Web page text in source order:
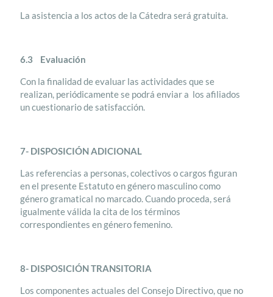
La asistencia a los actos de la Cátedra será gratuita.
6.3 Evaluación
Con la finalidad de evaluar las actividades que se
realizan, periódicamente se podrá enviar a los afiliados
un cuestionario de satisfacción.
7- DISPOSICIÓN ADICIONAL
Las referencias a personas, colectivos o cargos figuran
en el presente Estatuto en género masculino como
género gramatical no marcado. Cuando proceda, será
igualmente válida la cita de los términos
correspondientes en género femenino.
8- DISPOSICIÓN TRANSITORIA
Los componentes actuales del Consejo Directivo, que no